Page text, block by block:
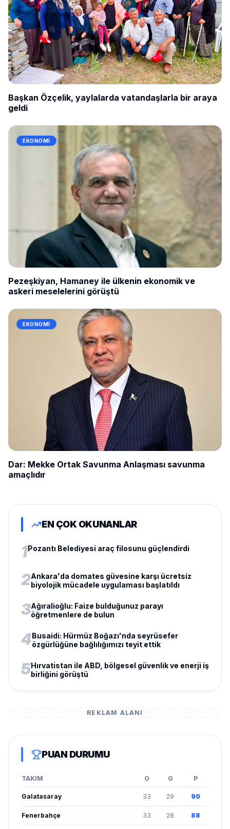
Başkan Özçelik, yaylalarda vatandaşlarla bir araya
geldi
EKONOMI
Pezeşkiyan, Hamaney ile ülkenin ekonomik ve
askeri meselelerini görüştü
EKONOMI
Dar: Mekke Ortak Savunma Anlaşması savunma
amaçlıdır
EN ÇOK OKUNANLAR
1Pozantı Belediyesi araç filosunu güçlendirdi
2Ankara'da domates güvesine karşı ücretsiz
biyolojik mücadele uygulaması başlatıldı
3Ağıralioğlu: Faize bulduğunuz parayı
öğretmenlere de bulun
4Busaidi: Hürmüz Boğazı'nda seyrüsefer
özgürlüğüne bağlılığımızı teyit ettik
5Hırvatistan ile ABD, bölgesel güvenlik ve enerji iş
birliğini görüştü
REKLAM ALANI
PUAN DURUMU
TAKIM O G P
Galatasaray 33 29 90
Fenerbahçe 33 28 88